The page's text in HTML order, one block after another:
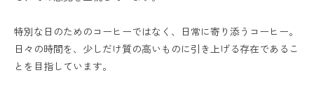
特別な日のためのコーヒーではなく、日常に寄り添うコーヒー。
日々の時間を、少しだけ質の高いものに引き上げる存在であるこ
とを目指しています。